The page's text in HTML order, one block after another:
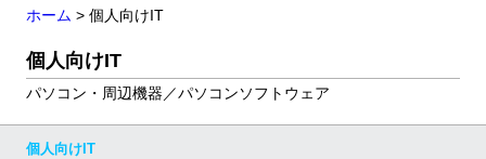
ホーム > 個人向けIT
個人向けIT
パソコン・周辺機器／パソコンソフトウェア
個人向けIT